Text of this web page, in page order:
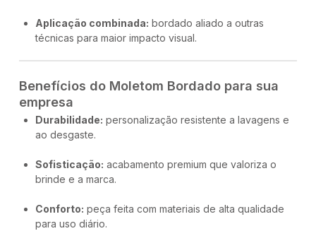
Aplicação combinada: bordado aliado a outras
técnicas para maior impacto visual.
Benefícios do Moletom Bordado para sua
empresa
Durabilidade: personalização resistente a lavagens e
ao desgaste.
Sofisticação: acabamento premium que valoriza o
brinde e a marca.
Conforto: peça feita com materiais de alta qualidade
para uso diário.